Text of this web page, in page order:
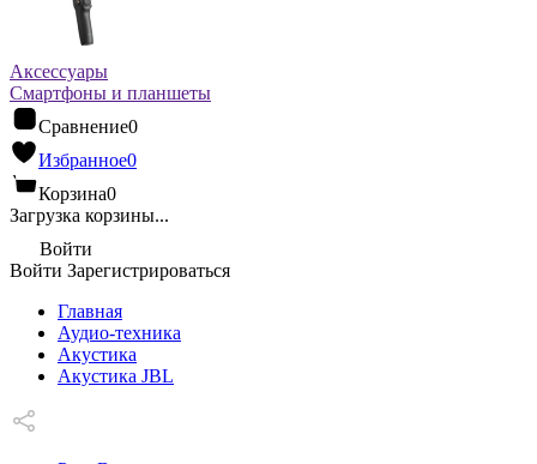
Аксессуары
Смартфоны и планшеты
Сравнение0
Избранное0
Корзина0
Загрузка корзины...
Войти
Войти Зарегистрироваться
Главная
Аудио-техника
Акустика
Акустика JBL